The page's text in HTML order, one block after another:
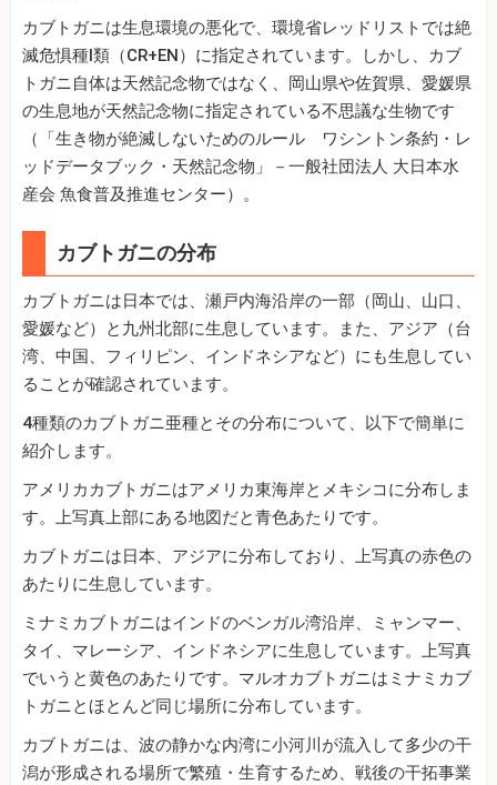
カブトガニは生息環境の悪化で、環境省レッドリストでは絶
滅危惧種I類（CR+EN）に指定されています。しかし、カブ
トガニ自体は天然記念物ではなく、岡山県や佐賀県、愛媛県
の生息地が天然記念物に指定されている不思議な生物です
（「生き物が絶滅しないためのルール ワシントン条約・レ
ッドデータブック・天然記念物」－一般社団法人 大日本水
産会 魚食普及推進センター）。
カブトガニの分布
カブトガニは日本では、瀬戸内海沿岸の一部（岡山、山口、
愛媛など）と九州北部に生息しています。また、アジア（台
湾、中国、フィリピン、インドネシアなど）にも生息してい
ることが確認されています。
4種類のカブトガニ亜種とその分布について、以下で簡単に
紹介します。
アメリカカブトガニはアメリカ東海岸とメキシコに分布しま
す。上写真上部にある地図だと青色あたりです。
カブトガニは日本、アジアに分布しており、上写真の赤色の
あたりに生息しています。
ミナミカブトガニはインドのベンガル湾沿岸、ミャンマー、
タイ、マレーシア、インドネシアに生息しています。上写真
でいうと黄色のあたりです。マルオカブトガニはミナミカブ
トガニとほとんど同じ場所に分布しています。
カブトガニは、波の静かな内湾に小河川が流入して多少の干
潟が形成される場所で繁殖・生育するため、戦後の干拓事業